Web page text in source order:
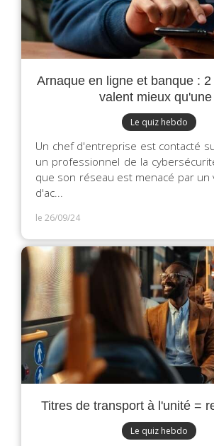
Arnaque en ligne et banque :
valent mieux qu'une
Le quiz hebdo
Un chef d'entreprise est contacté
un professionnel de la
que son réseau est menacé par un
d'ac...
le 26/09/24
Titres de transport à l'unité =
Le quiz hebdo